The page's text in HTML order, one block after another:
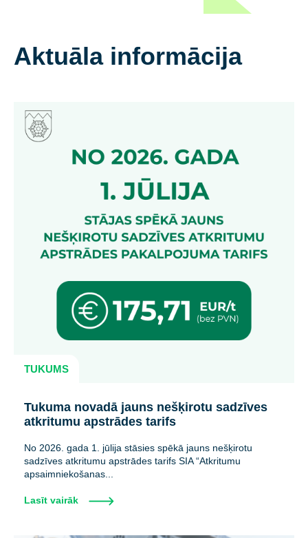
Aktuāla informācija
TUKUMS
Tukuma novadā jauns nešķirotu sadzīves
atkritumu apstrādes tarifs
No 2026. gada 1. jūlija stāsies spēkā jauns nešķirotu
sadzīves atkritumu apstrādes tarifs SIA “Atkritumu
apsaimniekošanas...
Lasīt vairāk